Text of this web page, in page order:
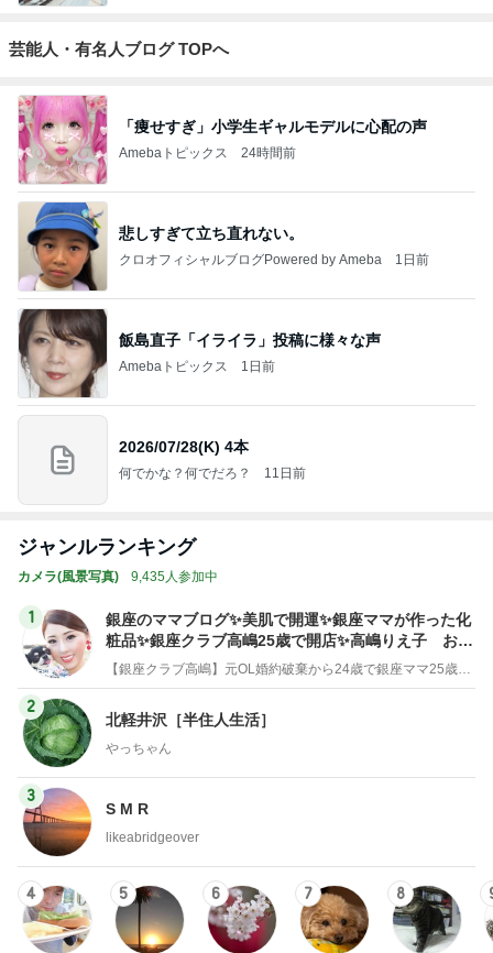
芸能人・有名人ブログ TOPへ
「痩せすぎ」小学生ギャルモデルに心配の声
Amebaトピックス 24時間前
悲しすぎて立ち直れない。
クロオフィシャルブログPowered by Ameba 1日前
飯島直子「イライラ」投稿に様々な声
Amebaトピックス 1日前
2026/07/28(K) 4本
何でかな？何でだろ？ 11日前
ジャンルランキング
カメラ(風景写真) 9,435人参加中
1
銀座のママブログ✨美肌で開運✨銀座ママが作った化
粧品✨銀座クラブ高嶋25歳で開店✨高嶋りえ子 お着
物でエルメス バーキン コーデ
【銀座クラブ高嶋】元OL婚約破棄から24歳で銀座ママ25歳でオーナーママ銀座 美肌で開運♡パワースポット巡り高嶋りえ子ブログ
2
北軽井沢［半住人生活］
やっちゃん
3
S M R
likeabridgeover
4 5 6 7 8